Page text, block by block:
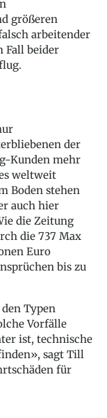
größeren
arbeitender
Fall beider
der
Kunden mehr
weltweit
Boden stehen
auch hier
die Zeitung
die 737 Max
Euro
bis zu
Typen
Vorfälle
ist, technische
sagt Till
für